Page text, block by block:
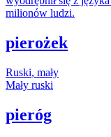
milionów ludzi.
pierożek
Ruski, mały
Mały ruski
pieróg